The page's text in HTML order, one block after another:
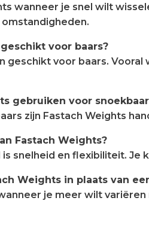
wanneer je snel wilt
voor baars?
geschikt voor baars.
gebruiken voor
zijn Fastach Weights
Fastach Weights?
snelheid en flexibiliteit.
Weights in plaats van
je meer wilt